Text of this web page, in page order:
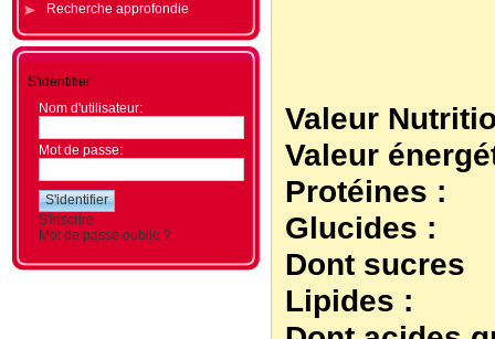
Recherche approfondie
S'identifier
Nom d'utilisateur:
Mot de passe:
S'inscrire
Mot de passe oublié ?
Valeur
Valeur
Protéines :
Glucides :
Dont sucres
Lipides :